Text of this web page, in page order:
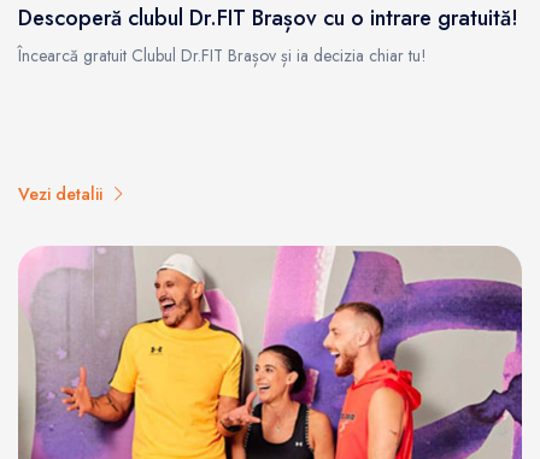
Descoperă clubul Dr.FIT Brașov cu o intrare gratuită!
Încearcă gratuit Clubul Dr.FIT Brașov și ia decizia chiar tu!
Vezi detalii